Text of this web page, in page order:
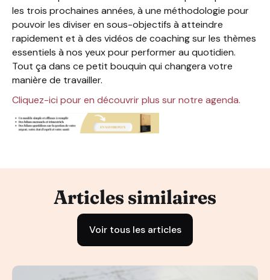
les trois prochaines années, à une méthodologie pour
pouvoir les diviser en sous-objectifs à atteindre
rapidement et à des vidéos de coaching sur les thèmes
essentiels à nos yeux pour performer au quotidien.
Tout ça dans ce petit bouquin qui changera votre
manière de travailler.
Cliquez-ici pour en découvrir plus sur notre agenda.
Articles similaires
Voir tous les articles